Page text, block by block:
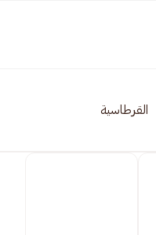
القرطاسية